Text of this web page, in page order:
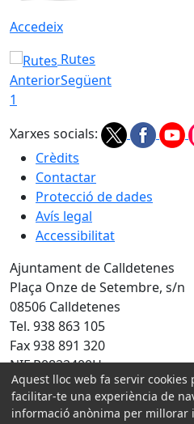
Accedeix
Rutes
AnteriorSegüent
1
Xarxes socials:
Crèdits
Contactar
Protecció de dades
Avís legal
Accessibilitat
Ajuntament de Calldetenes
Plaça Onze de Setembre, s/n
08506 Calldetenes
Tel. 938 863 105
Fax 938 891 320
NIF P0822400H
Amb la col·laboració de:
Aquest lloc web fa servir
facilitar-te una experiència de
informació anònima per millorar